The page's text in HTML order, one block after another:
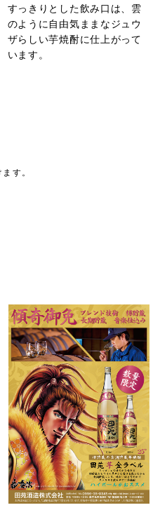
すっきりとした飲み口は、雲
のように自由気ままなジュウ
ザらしい芋焼酎に仕上がって
います。
す。